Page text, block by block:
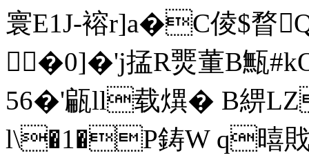
寰 E1J-褣r]a�C倰$瞀
�0]�'j掹R燛董B甒
56�'甂ll载熼� B綥
l\�1�P鋳W q暿